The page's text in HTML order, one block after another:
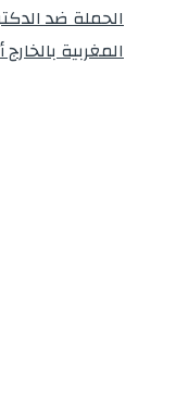
الحملة ضد
المغربية